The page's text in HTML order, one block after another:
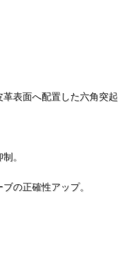
表面へ配置した六角突起
。
の正確性アップ。